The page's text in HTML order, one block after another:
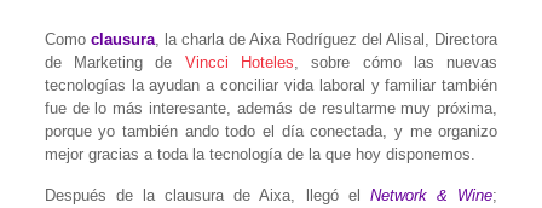
Como clausura, la charla de Aixa Rodríguez del Alisal, Directora
de Marketing de Vincci Hoteles, sobre cómo las nuevas
tecnologías la ayudan a conciliar vida laboral y familiar también
fue de lo más interesante, además de resultarme muy próxima,
porque yo también ando todo el día conectada, y me organizo
mejor gracias a toda la tecnología de la que hoy disponemos.
Después de la clausura de Aixa, llegó el Network & Wine;